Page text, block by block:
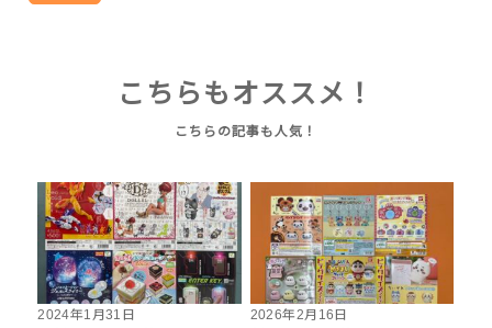
こちらもオススメ！
2024年1月31日
2026年2月16日